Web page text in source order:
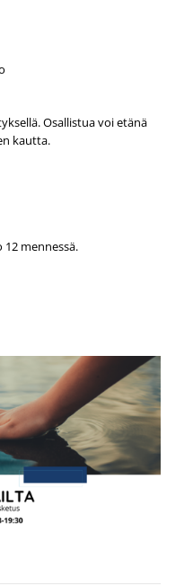
Osallistua voi etänä
kautta.
12 mennessä.